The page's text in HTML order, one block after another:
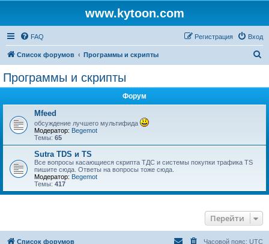
www.kytoon.com
FAQ Вход
Регистрация
Список форумов Программы и скрипты
Программы и скрипты
Форум
Mfeed
обсуждение лучшего мультифида
Модератор: Begemot
Темы: 65
Sutra TDS и TS
Все вопросы касающиеся скрипта ТДС и системы покупки трафика TS
пишите сюда. Ответы на вопросы тоже сюда.
Модератор: Begemot
Темы: 417
Перейти
Список форумов Часовой пояс: UTC